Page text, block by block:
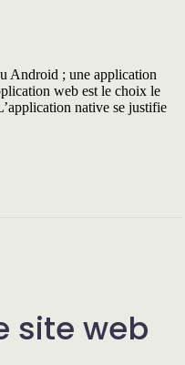
Android ; une application
web est le choix le
native se justifie
site web